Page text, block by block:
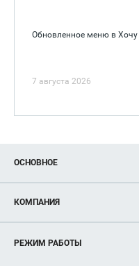
Обновленное меню в Хочу
7 августа 2026
ОСНОВНОЕ
Новости
Магазины
Услуги
КОМПАНИЯ
Рекламодателям
РЕЖИМ РАБОТЫ